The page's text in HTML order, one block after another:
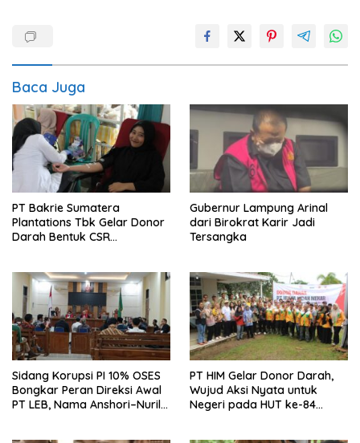
Baca Juga
PT Bakrie Sumatera
Plantations Tbk Gelar Donor
Darah Bentuk CSR
Gubernur Lampung Arinal
dari Birokrat Karir Jadi
Tersangka
Sidang Korupsi PI 10% OSES
Bongkar Peran Direksi Awal
PT LEB, Nama Anshori–Nuril
PT HIM Gelar Donor Darah,
Wujud Aksi Nyata untuk
Negeri pada HUT ke-84